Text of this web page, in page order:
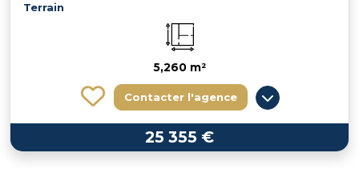
Terrain
5,260 m²
Contacter l'agence
25 355 €